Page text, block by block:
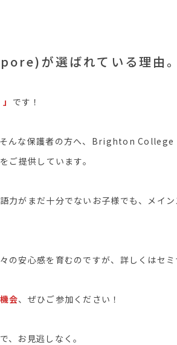
が選ばれている理由
です！
そんな保護者の方へ、Brighton
ご提供しています。
力がまだ十分でないお子様でも、メイ
の安心感を育むのですが、詳しくはセ
会、ぜひご参加ください！
、お見逃しなく。